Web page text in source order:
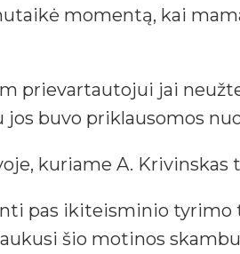
momentą, kai
prievartautojui jai
buvo priklausomos
kuriame A. Krivinskas
pas ikiteisminio tyrimo
šio motinos